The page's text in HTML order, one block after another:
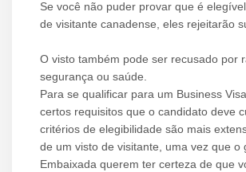
Se você não puder provar que é
de visitante canadense, eles rejeitarão
O visto também pode ser recusado por
segurança ou saúde.
Para se qualificar para um Business
certos requisitos que o candidato deve
critérios de elegibilidade são mais
de um visto de visitante, uma vez que o
Embaixada querem ter certeza de que